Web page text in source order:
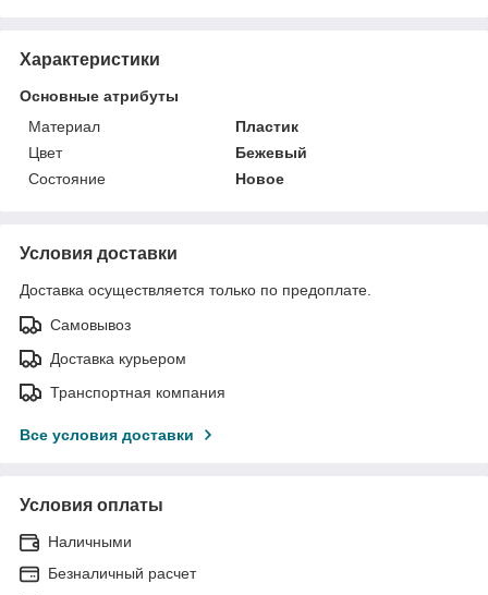
Характеристики
Основные атрибуты
Материал
Пластик
Цвет
Бежевый
Состояние
Новое
Условия доставки
Доставка осуществляется только по предоплате.
Самовывоз
Доставка курьером
Транспортная компания
Все условия доставки
Условия оплаты
Наличными
Безналичный расчет